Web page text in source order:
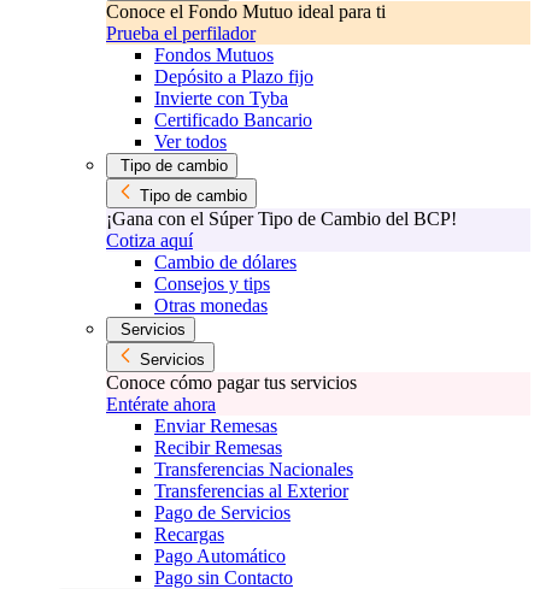
Conoce el Fondo Mutuo ideal para ti
Prueba el perfilador
Fondos Mutuos
Depósito a Plazo fijo
Invierte con Tyba
Certificado Bancario
Ver todos
Tipo de cambio
Tipo de cambio
¡Gana con el Súper Tipo de Cambio del BCP!
Cotiza aquí
Cambio de dólares
Consejos y tips
Otras monedas
Servicios
Servicios
Conoce cómo pagar tus servicios
Entérate ahora
Enviar Remesas
Recibir Remesas
Transferencias Nacionales
Transferencias al Exterior
Pago de Servicios
Recargas
Pago Automático
Pago sin Contacto